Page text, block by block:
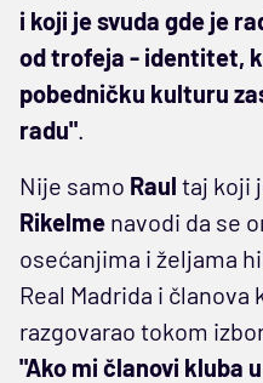
i koji je svuda gde je
od trofeja - identitet,
pobedničku kulturu
radu".
Nije samo Raul taj koji
Rikelme navodi da se
osećanjima i željama
Real Madrida i članova
razgovarao tokom
"Ako mi članovi kluba